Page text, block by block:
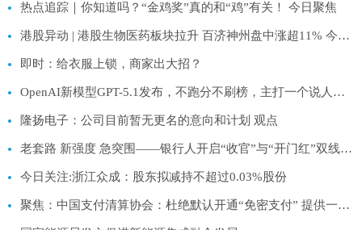
热点追踪｜你知道吗？“金鸡奖”真的和“鸡”有关！ 今日聚焦
港股异动 | 港股生物医药板块拉升 百济神州盘中涨超11% 今日热议
即时：给衣服上锁，商家出大招？
OpenAI新模型GPT-5.1发布，不跑分不刷榜，主打一个说人话 速看
隆扬电子：公司目前暂无更名的意向和计划 观点
老套路 新强度 急突围——银行人开启“收官”与“开门红”双线作战模式|今日精选
今日关注:浙江众成：股东拟减持不超过0.03%股份
聚焦：中国支付清算协会：杜绝默认开通“免密支付” 提供一键取消功能